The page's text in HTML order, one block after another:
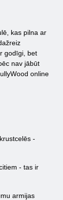
kas pilna ar
godīgi, bet
nav jābūt
online
-
- tas ir
armijas